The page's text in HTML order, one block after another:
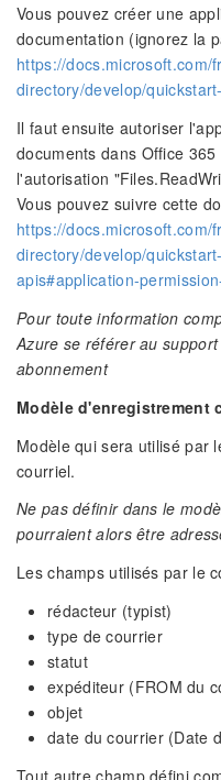
Vous pouvez créer une
documentation (ignorez la
https://docs.microsoft.com/
directory/develop/
Il faut ensuite autoriser
documents dans Office
l'autorisation
Vous pouvez suivre cette
https://docs.microsoft.com/
directory/develop/
apis#application-
Pour toute information
Azure se référer au
abonnement
Modèle d'enregistrement
Modèle qui sera utilisé par
courriel.
Ne pas définir dans le
pourraient alors être
Les champs utilisés par le
rédacteur (typist)
type de courrier
statut
expéditeur (FROM du
objet
date du courrier (Date